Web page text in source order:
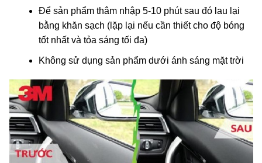
Để sản phẩm thâm nhập 5-10 phút sau đó lau lại
bằng khăn sạch (lặp lại nếu cần thiết cho độ bóng
tốt nhất và tỏa sáng tối đa)
Không sử dụng sản phẩm dưới ánh sáng mặt trời